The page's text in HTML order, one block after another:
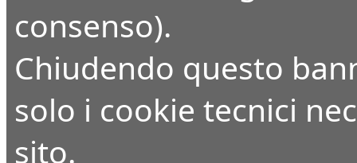
consenso).
Chiudendo questo
solo i cookie tecnici
sito.